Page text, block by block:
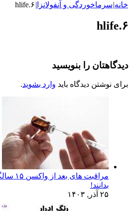
خانه|سرماخوردگی و آنفولانزا |hlife.۶
hlife.۶
دیدگاهتان را بنویسید
برای نوشتن دیدگاه باید وارد بشوید.
مراقبت
بدانند!
۲۵ آذر, ۱۴۰۳